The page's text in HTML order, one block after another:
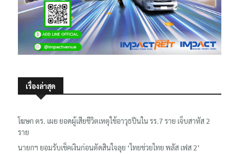
เรื่องล่าสุด
โฆษก ตร. เผย ยอดผู้เสียชีวิตเหตุใช้อาวุธปืนใน รร.7 ราย เจ็บสาหัส 2
ราย
นายกฯ ยอมรับเช็คเงินก่อนตัดสินใจลุย ‘ไทยช่วยไทย พลัส เฟส 2’